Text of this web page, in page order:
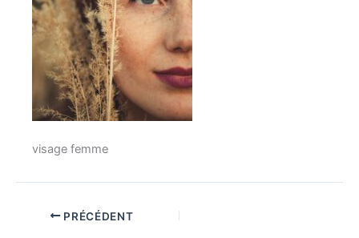
visage femme
PRÉCÉDENT